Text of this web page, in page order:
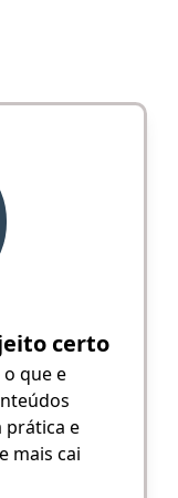
certo
que e
prática e
mais cai